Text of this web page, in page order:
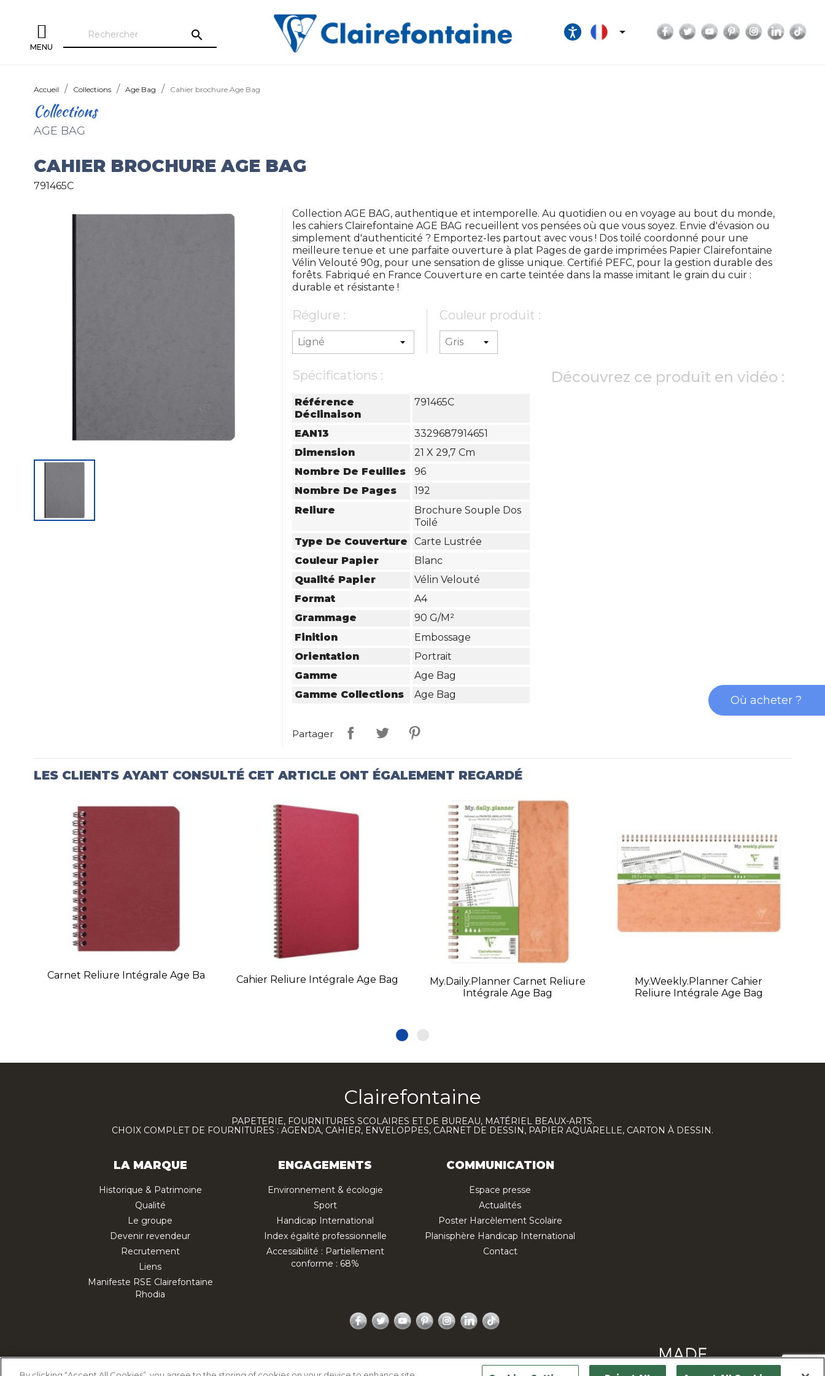
MENU
search  Facebook
TwitterYouTubePinterestInstagram
Accueil Collections Age Bag Cahier brochure Age Bag
Collections
AGE BAG
CAHIER BROCHURE AGE BAG
791465C
Collection AGE BAG, authentique et intemporelle. Au quotidien ou en voyage au bout du monde,
les cahiers Clairefontaine AGE BAG recueillent vos pensées où que vous soyez. Envie d'évasion ou
simplement d'authenticité ? Emportez-les partout avec vous ! Dos toilé coordonné pour une
meilleure tenue et une parfaite ouverture à plat Pages de garde imprimées Papier Clairefontaine
Vélin Velouté 90g, pour une sensation de glisse unique. Certifié PEFC, pour la gestion durable des
forêts. Fabriqué en France Couverture en carte teintée dans la masse imitant le grain du cuir :
durable et résistante !
Réglure : Couleur produit :
Spécifications :
Référence
Déclinaison
791465C
EAN13
3329687914651
Dimension
21 X 29,7 Cm
Nombre De Feuilles
96
Nombre De Pages
192
Reliure
Brochure Souple Dos
Toilé
Type De Couverture
Carte Lustrée
Couleur Papier
Blanc
Qualité Papier
Vélin Velouté
Format
A4
Grammage
90 G/m²
Finition
Embossage
Orientation
Portrait
Gamme
Age Bag
Gamme Collections
Age Bag
Partager
Découvrez ce produit en vidéo :
LES CLIENTS AYANT CONSULTÉ CET ARTICLE ONT ÉGALEMENT REGARDÉ
Carnet Reliure Intégrale Age Ba Cahier Reliure Intégrale Age Bag
My.daily.planner Carnet Reliure
Intégrale Age Bag
My.weekly.planner Cahier
Reliure Intégrale Age Bag
Clairefontaine
PAPETERIE, FOURNITURES SCOLAIRES ET DE BUREAU, MATÉRIEL BEAUX-ARTS.
CHOIX COMPLET DE FOURNITURES : AGENDA, CAHIER, ENVELOPPES, CARNET DE DESSIN, PAPIER AQUARELLE, CARTON À DESSIN.
LA MARQUE
Historique & Patrimoine
Qualité
Le groupe
Devenir revendeur
Recrutement
Liens
Manifeste RSE Clairefontaine
Rhodia
ENGAGEMENTS
Environnement & écologie
Sport
Handicap International
Index égalité professionnelle
Accessibilité : Partiellement
conforme : 68%
COMMUNICATION
Espace presse
Actualités
Poster Harcèlement Scolaire
Planisphère Handicap International
Contact
Facebook
TwitterYouTubePinterestInstagram
LinkedIn
Plan du site Contactez-nous
Où acheter ?